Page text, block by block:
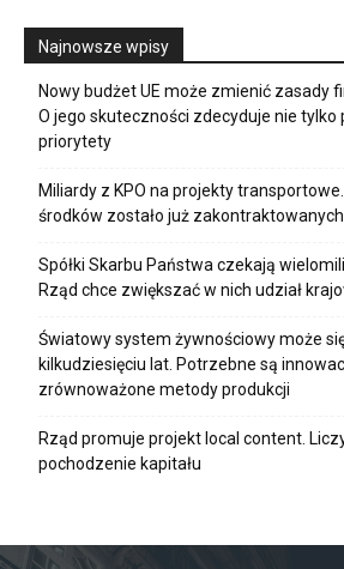
Najnowsze wpisy
Nowy budżet UE może zmienić zasady
O jego skuteczności zdecyduje nie tylko
priorytety
Miliardy z KPO na projekty
środków zostało już zakontraktowanych
Spółki Skarbu Państwa czekają
Rząd chce zwiększać w nich udział
Światowy system żywnościowy może
kilkudziesięciu lat. Potrzebne są
zrównoważone metody produkcji
Rząd promuje projekt local content.
pochodzenie kapitału